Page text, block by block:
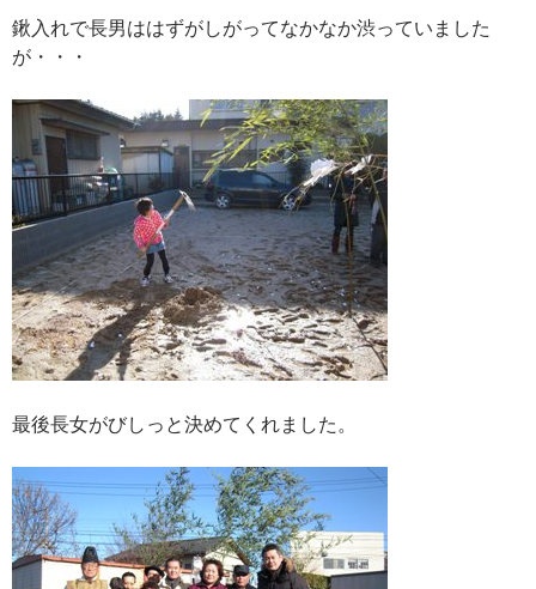
鍬入れで長男ははずがしがってなかなか渋っていました
が・・・
最後長女がびしっと決めてくれました。